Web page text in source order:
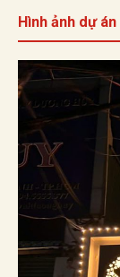
Hình ảnh dự án